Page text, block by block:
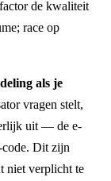
de kwaliteit
race op
als je
vragen stelt,
uit — de e-
code. Dit zijn
niet verplicht te